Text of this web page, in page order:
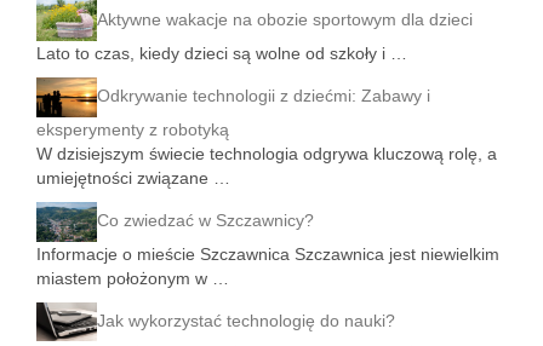
Aktywne wakacje na obozie sportowym dla dzieci
Lato to czas, kiedy dzieci są wolne od szkoły i …
Odkrywanie technologii z dziećmi: Zabawy i
eksperymenty z robotyką
W dzisiejszym świecie technologia odgrywa kluczową rolę, a
umiejętności związane …
Co zwiedzać w Szczawnicy?
Informacje o mieście Szczawnica Szczawnica jest niewielkim
miastem położonym w …
Jak wykorzystać technologię do nauki?